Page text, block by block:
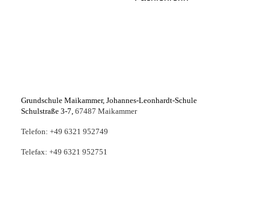
Grundschule Maikammer, Johannes-Leonhardt-Schule
Schulstraße 3-7, 67487 Maikammer
Telefon: +49 6321 952749
Telefax: +49 6321 952751